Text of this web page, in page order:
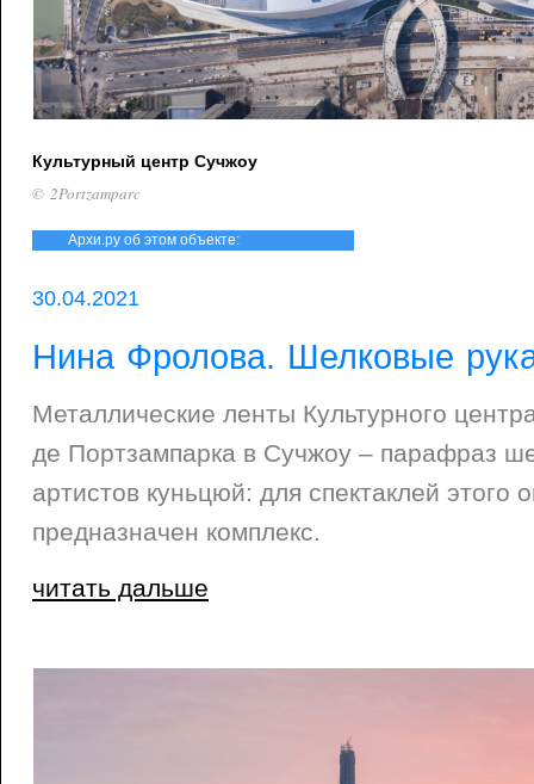
Культурный центр Сучжоу
© 2Portzamparc
Архи.ру об этом объекте:
30.04.2021
Нина Фролова. Шелковые
Металлические ленты Культурного
де Портзампарка в Сучжоу – парафраз
артистов куньцюй: для спектаклей этого
предназначен комплекс.
читать дальше